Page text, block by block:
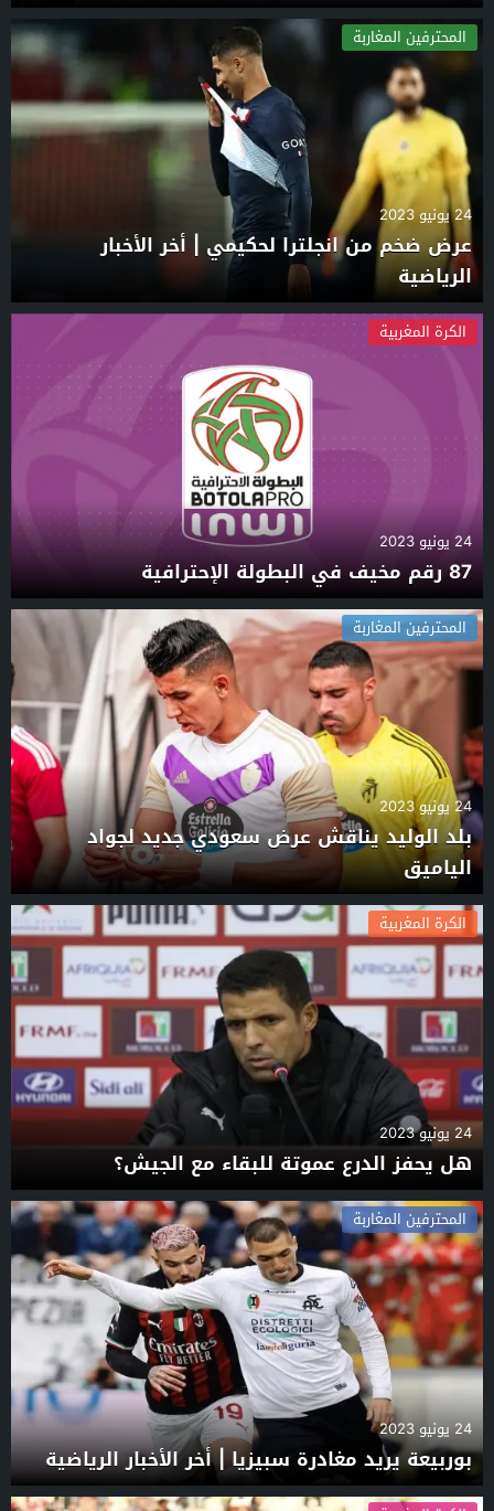
المحترفين المغاربة
24 يونيو 2023
عرض ضخم من انجلترا لحكيمي | أخر الأخبار
الرياضية
الكرة المغربية
24 يونيو 2023
87 رقم مخيف في البطولة الإحترافية
المحترفين المغاربة
24 يونيو 2023
بلد الوليد يناقش عرض سعودي جديد لجواد
الياميق
الكرة المغربية
24 يونيو 2023
هل يحفز الدرع عموتة للبقاء مع الجيش؟
المحترفين المغاربة
24 يونيو 2023
بوربيعة يريد مغادرة سبيزيا | أخر الأخبار الرياضية